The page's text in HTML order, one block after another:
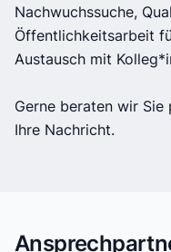
Nachwuchssuche,
Öffentlichkeitsarbeit
Austausch mit
Gerne beraten wir
Ihre Nachricht.